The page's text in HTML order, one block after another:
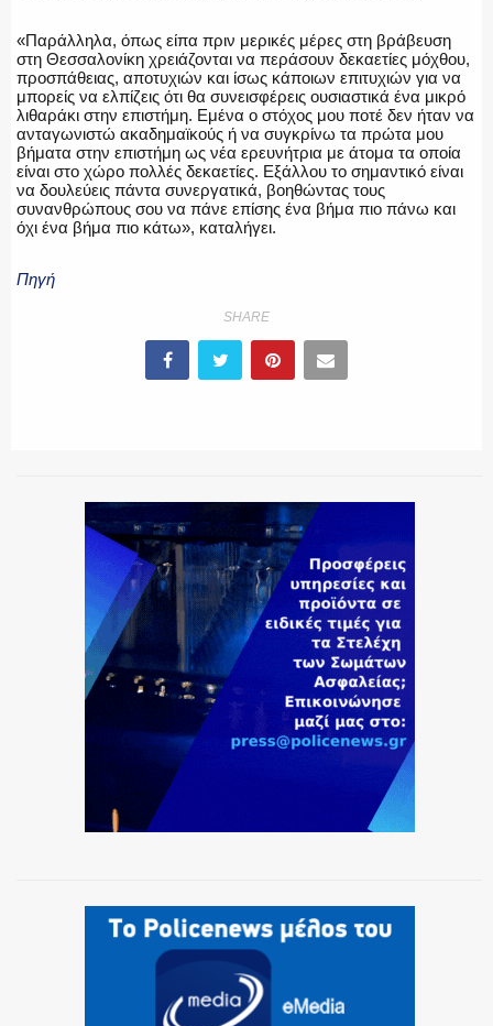
Η ΦΩΝΗ ΣΟΥ
ΟΠΛΑ/ΕΞΟΠΛΙΣΜΟΣ
«Παράλληλα, όπως είπα πριν μερικές μέρες στη βράβευση
στη Θεσσαλονίκη χρειάζονται να περάσουν δεκαετίες μόχθου,
προσπάθειας, αποτυχιών και ίσως κάποιων επιτυχιών για να
μπορείς να ελπίζεις ότι θα συνεισφέρεις ουσιαστικά ένα μικρό
λιθαράκι στην επιστήμη. Εμένα ο στόχος μου ποτέ δεν ήταν να
ανταγωνιστώ ακαδημαϊκούς ή να συγκρίνω τα πρώτα μου
βήματα στην επιστήμη ως νέα ερευνήτρια με άτομα τα οποία
είναι στο χώρο πολλές δεκαετίες. Εξάλλου το σημαντικό είναι
να δουλεύεις πάντα συνεργατικά, βοηθώντας τους
συνανθρώπους σου να πάνε επίσης ένα βήμα πιο πάνω και
όχι ένα βήμα πιο κάτω», καταλήγει.
Πηγή
SHARE